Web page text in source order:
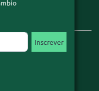
em cada comunicação.